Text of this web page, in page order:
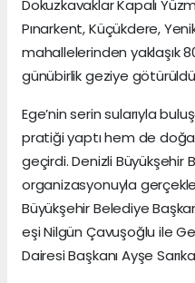
Dokuzkavaklar Kapalı
Pınarkent, Küçükdere,
mahallelerinden yaklaşık
günübirlik geziye
Ege’nin serin sularıyla
pratiği yaptı hem de
geçirdi. Denizli Büyükşehir
organizasyonuyla
Büyükşehir Belediye
eşi Nilgün Çavuşoğlu ile
Dairesi Başkanı Ayşe